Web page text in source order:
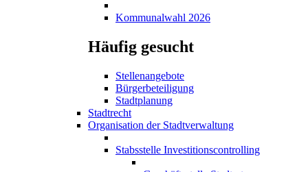
Kommunalwahl 2026
Häufig gesucht
Stellenangebote
Bürgerbeteiligung
Stadtplanung
Stadtrecht
Organisation der Stadtverwaltung
Stabsstelle Investitionscontrolling